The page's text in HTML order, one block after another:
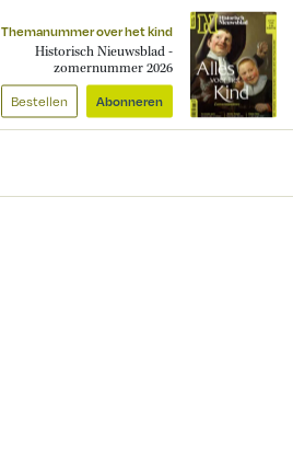
Themanummer over het kind
Historisch Nieuwsblad -
zomernummer 2026
Bestellen Abonneren